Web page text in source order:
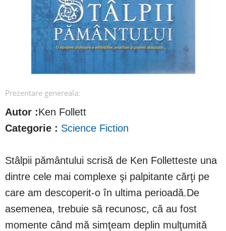
Prezentare genereala:
Autor :Ken Follett
Categorie : Science Fiction
Stâlpii pământului scrisă de Ken Folletteste una
dintre cele mai complexe şi palpitante cărţi pe
care am descoperit-o în ultima perioadă.De
asemenea, trebuie să recunosc, că au fost
momente când mă simţeam deplin mulţumită